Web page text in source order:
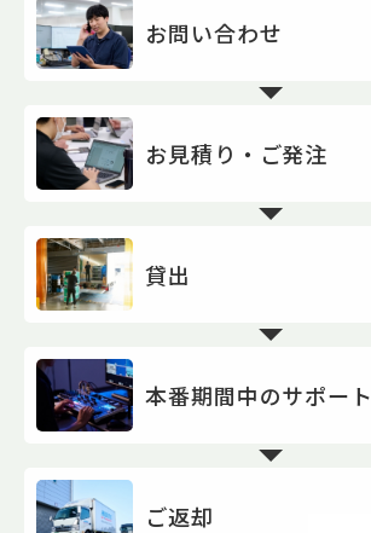
お問い合わせ
お見積り・ご発注
貸出
本番期間中のサポート
ご返却